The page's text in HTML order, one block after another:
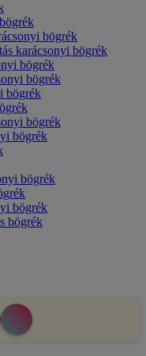
bögrék
karácsonyi bögrék
bögrék
bögrék
bögrék
bögrék
bögrék
bögrék
bögrék
bögrék